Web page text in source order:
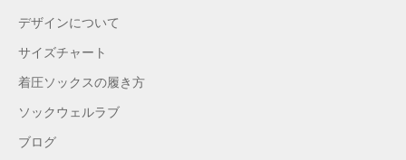
デザインについて
サイズチャート
着圧ソックスの履き方
ソックウェルラブ
ブログ